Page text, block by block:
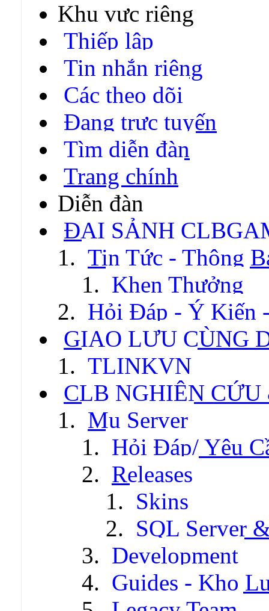
Khu vực riêng
Thiếp lập
Tin nhắn riêng
Các theo dõi
Đang trực tuyến
Tìm diễn đàn
Trang chính
Diễn đàn
ĐẠI SẢNH
Tin Tức - Thông
Khen Thưởng
Hỏi Đáp - Ý Kiến
GIAO LƯU CÙNG
TLINKVN
CLB NGHIÊN
Mu Server
Hỏi Đáp/ Yêu
Releases
Skins
SQL Server
Development
Guides - Kho